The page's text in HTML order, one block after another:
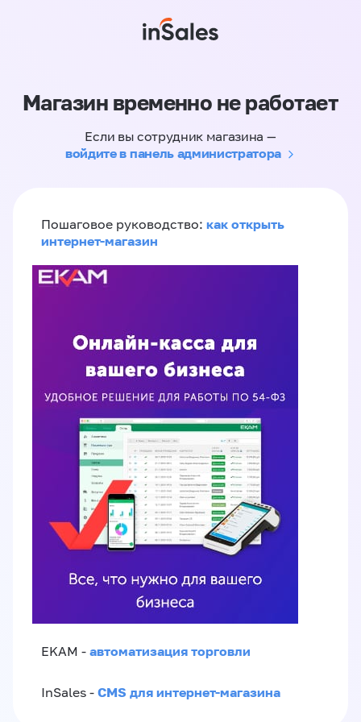
Магазин временно не работает
Если вы сотрудник магазина —
войдите в панель администратора
Пошаговое руководство: как открыть
интернет-магазин
EKAM - автоматизация торговли
InSales - CMS для интернет-магазина